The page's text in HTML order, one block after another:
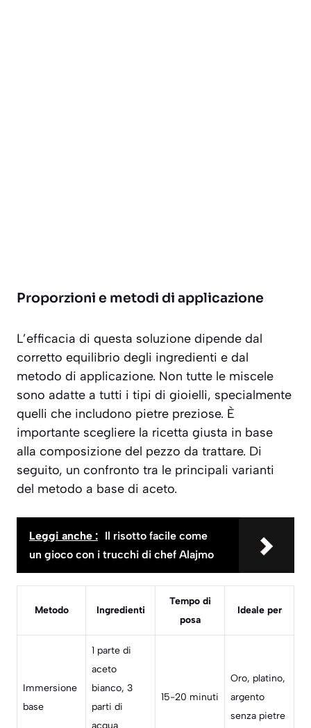
Proporzioni e metodi di applicazione
L’efficacia di questa soluzione dipende dal
corretto equilibrio degli ingredienti e dal
metodo di applicazione. Non tutte le miscele
sono adatte a tutti i tipi di gioielli, specialmente
quelli che includono pietre preziose. È
importante scegliere la ricetta giusta in base
alla composizione del pezzo da trattare. Di
seguito, un confronto tra le principali varianti
del metodo a base di aceto.
Leggi anche : Il risotto facile come
un gioco con i trucchi di chef Alajmo
Metodo Ingredienti
Tempo di
posa
Ideale per
Immersione
base
1 parte di
aceto
bianco, 3
parti di
15-20 minuti
Oro, platino,
argento
senza pietre